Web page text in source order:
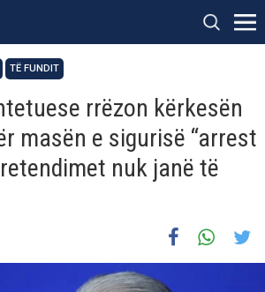
TË FUNDIT
rrëzon kërkesën
masën e sigurisë “arrest
nuk janë të